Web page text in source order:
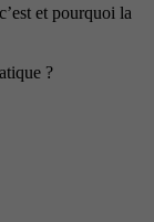
et pourquoi la
?